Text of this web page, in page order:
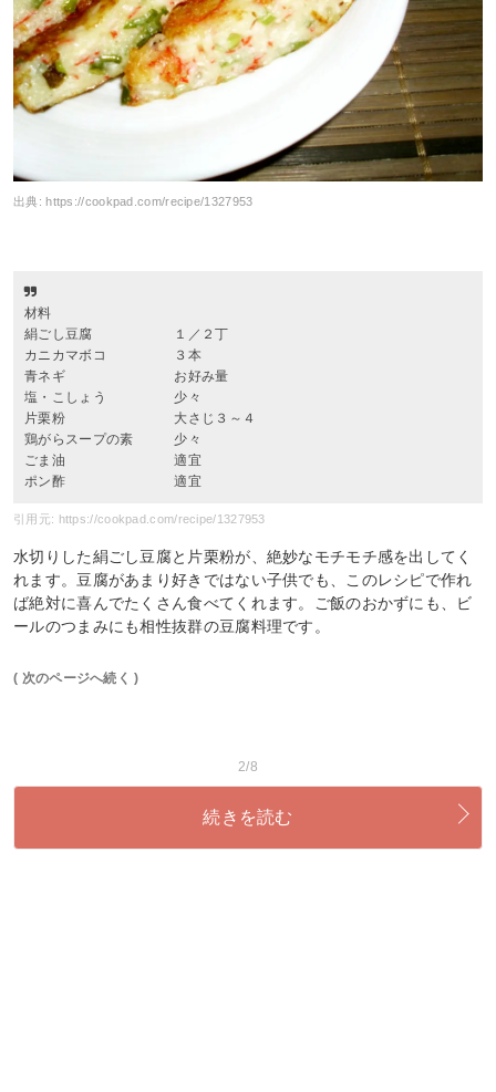
出典:https://cookpad.com/recipe/1327953
材料
絹ごし豆腐 １／２丁
カニカマボコ ３本
青ネギ お好み量
塩・こしょう 少々
片栗粉 大さじ３～４
鶏がらスープの素 少々
ごま油 適宜
ポン酢 適宜
引用元: https://cookpad.com/recipe/1327953
水切りした絹ごし豆腐と片栗粉が、絶妙なモチモチ感を出してく
れます。豆腐があまり好きではない子供でも、このレシピで作れ
ば絶対に喜んでたくさん食べてくれます。ご飯のおかずにも、ビ
ールのつまみにも相性抜群の豆腐料理です。
( 次のページへ続く )
2/8
続きを読む